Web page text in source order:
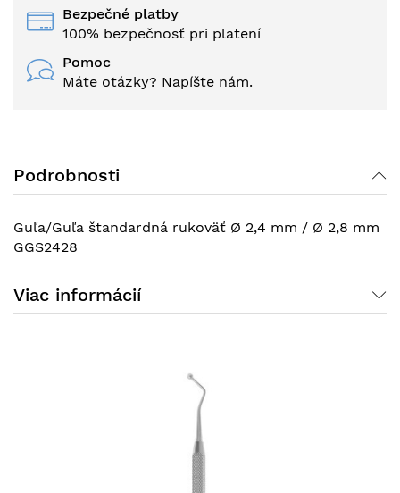
Bezpečné platby
100% bezpečnosť pri platení
Pomoc
Máte otázky? Napíšte nám.
Podrobnosti
Guľa/Guľa štandardná rukoväť Ø 2,4 mm / Ø 2,8 mm
GGS2428
Viac informácií